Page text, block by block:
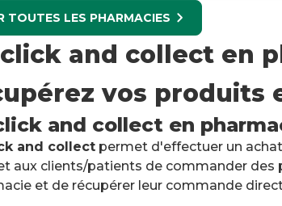
TOUTES LES PHARMACIES
and collect en
vos produits
and collect en
and collect permet d'effectuer un
aux clients/patients de commander des
et de récupérer leur commande